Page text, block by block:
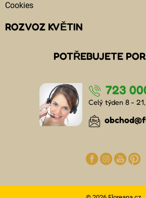
Cookies
ROZVOZ KVĚTIN
Kam doručujeme květiny
Cena za doručení květin
Doručení květin sledujete online
Kdo jsou lidé, kteří doručují kytice
Odkud květiny doručujeme
POTŘEBUJETE
723
Celý týden 8 -